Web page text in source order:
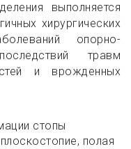
выполняется
хирургических
опорно-
травм
и врожденных
стопы
полая